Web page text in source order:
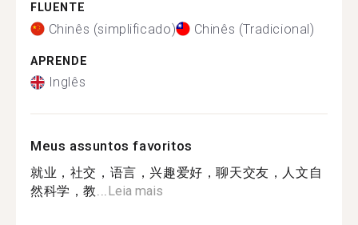
FLUENTE
Chinês (simplificado) Chinês (Tradicional)
APRENDE
Inglês
Meus assuntos favoritos
就业，社交，语言，兴趣爱好，聊天交友，人文自
然科学，教...Leia mais